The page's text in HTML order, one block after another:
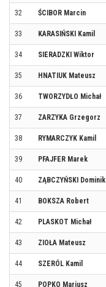
32 ŚCIBOR Marcin
33 KARASIŃSKI Kamil
34 SIERADZKI Wiktor
35 HNATIUK Mateusz
36 TWORZYDŁO Michał
37 ZARZYKA Grzegorz
38 RYMARCZYK Kamil
39 PFAJFER Marek
40 ZĄBCZYŃSKI Dominik
41 BOKSZA Robert
42 PLASKOT Michał
43 ZIOŁA Mateusz
44 SZERÓL Kamil
45 POPKO Mariusz